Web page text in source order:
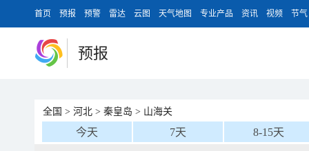
首页 预报 预警 雷达 云图 天气地图 专业产品 资讯 视频 节气
预报
全国 > 河北 > 秦皇岛 > 山海关
今天 7天 8-15天